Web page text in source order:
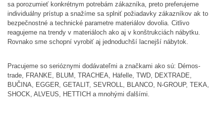
sa porozumieť konkrétnym potrebám zákazníka, preto preferujeme
individuálny prístup a snažíme sa splniť požiadavky zákazníkov ak to
bezpečnostné a technické parametre materiálov dovolia. Citlivo
reagujeme na trendy v materiáloch ako aj v konštrukciách nábytku.
Rovnako sme schopní vyrobiť aj jednoduchší lacnejší nábytok.
Pracujeme so serióznymi dodávateľmi a značkami ako sú: Démos-
trade, FRANKE, BLUM, TRACHEA, Häfelle, TWD, DEXTRADE,
BUČINA, EGGER, GETALIT, SEVROLL, BLANCO, N-GROUP, TEKA,
SHOCK, ALVEUS, HETTICH a mnohými ďalšími.